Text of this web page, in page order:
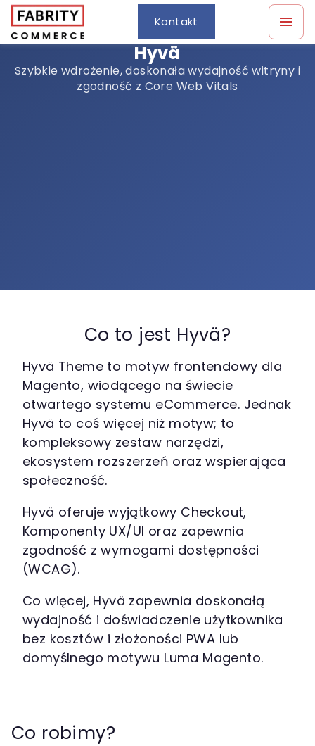
Kontakt
Hyvä
Szybkie wdrożenie, doskonała wydajność witryny i
zgodność z Core Web Vitals
Co to jest Hyvä?
Hyvä Theme to motyw frontendowy dla
Magento, wiodącego na świecie
otwartego systemu eCommerce. Jednak
Hyvä to coś więcej niż motyw; to
kompleksowy zestaw narzędzi,
ekosystem rozszerzeń oraz wspierająca
społeczność.
Hyvä oferuje wyjątkowy Checkout,
Komponenty UX/UI oraz zapewnia
zgodność z wymogami dostępności
(WCAG).
Co więcej, Hyvä zapewnia doskonałą
wydajność i doświadczenie użytkownika
bez kosztów i złożoności PWA lub
domyślnego motywu Luma Magento.
Co robimy?